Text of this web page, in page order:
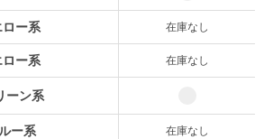
10.グリーン系
11.ブルー系
ー系 在庫なし
ー系 在庫なし
ーン系
ー系 在庫なし